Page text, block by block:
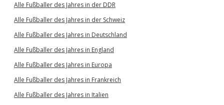
Alle Fußballer des Jahres in der DDR
Alle Fußballer des Jahres in der Schweiz
Alle Fußballer des Jahres in Deutschland
Alle Fußballer des Jahres in England
Alle Fußballer des Jahres in Europa
Alle Fußballer des Jahres in Frankreich
Alle Fußballer des Jahres in Italien